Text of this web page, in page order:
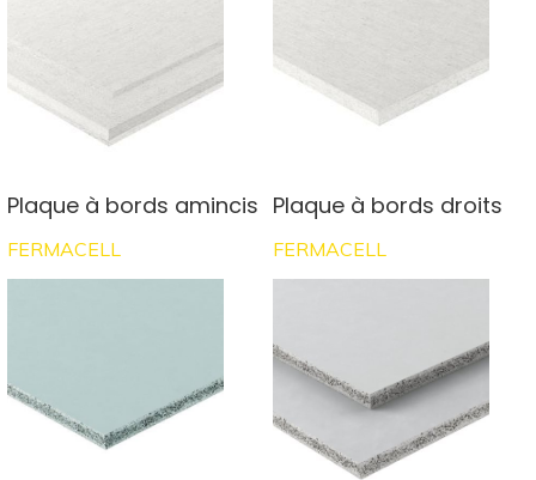
Plaque à bords amincis
FERMACELL
Plaque à bords droits
FERMACELL